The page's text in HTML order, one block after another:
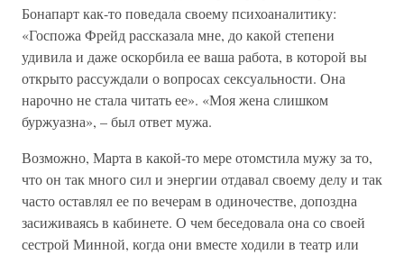
Бонапарт как-то поведала своему психоаналитику:
«Госпожа Фрейд рассказала мне, до какой степени
удивила и даже оскорбила ее ваша работа, в которой вы
открыто рассуждали о вопросах сексуальности. Она
нарочно не стала читать ее». «Моя жена слишком
буржуазна», – был ответ мужа.
Возможно, Марта в какой-то мере отомстила мужу за то,
что он так много сил и энергии отдавал своему делу и так
часто оставлял ее по вечерам в одиночестве, допоздна
засиживаясь в кабинете. О чем беседовала она со своей
сестрой Минной, когда они вместе ходили в театр или